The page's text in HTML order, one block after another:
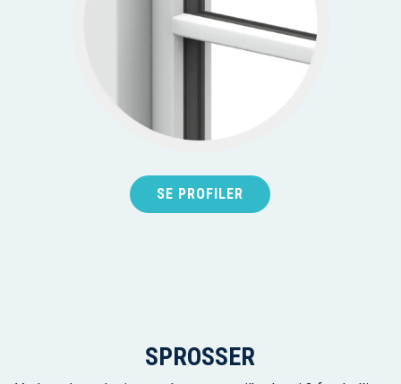
SE PROFILER
SPROSSER